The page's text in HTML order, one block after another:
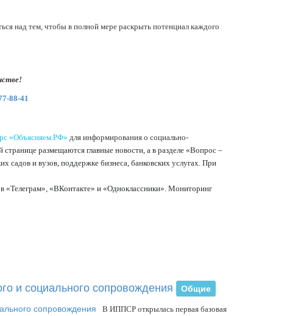
над тем, чтобы в полной мере раскрыть потенциал каждого
88-41
«Объясняем.РФ» для информирования о социально-
размещаются главные новости, а в разделе «Вопрос –
садов и вузов, поддержке бизнеса, банковских услугах. При
«Телеграм», «ВКонтакте» и «Одноклассники». Мониторинг
и социального сопровождения Общие
В ИППСР открылась первая базовая